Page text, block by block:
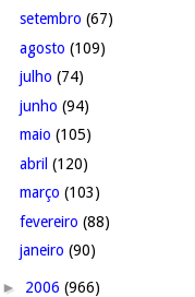
setembro (67)
agosto (109)
julho (74)
junho (94)
maio (105)
abril (120)
março (103)
fevereiro (88)
janeiro (90)
► 2006 (966)